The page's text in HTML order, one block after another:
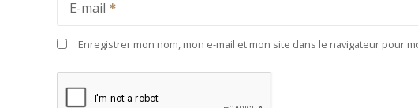
E-mail
Enregistrer mon nom, mon e-mail et mon site dans le navigateur pour